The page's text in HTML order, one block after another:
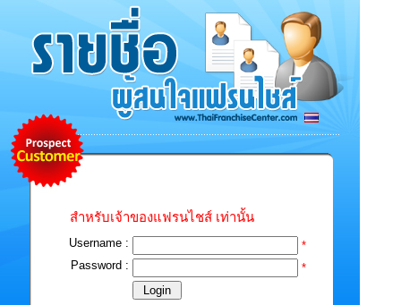
สำหรับเจ้าของแฟรนไชส์ เท่านั้น
Username :
*
Password :
*